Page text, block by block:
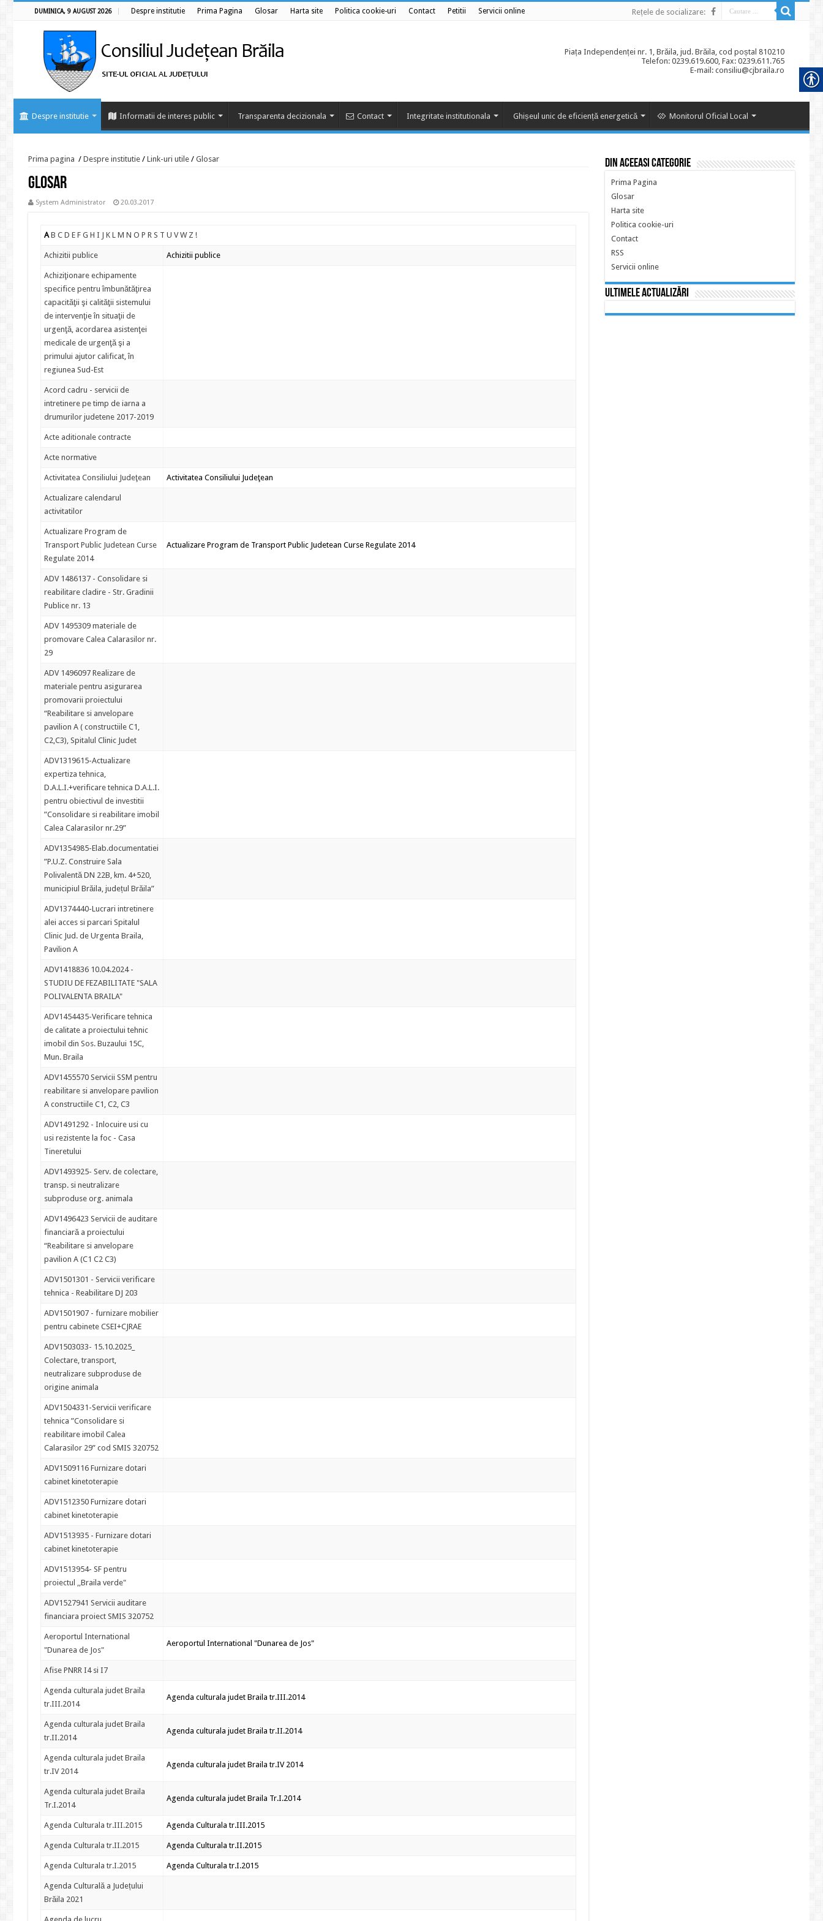
DUMINICA, 9 AUGUST 2026 Despre institutie Prima Pagina Glosar Harta site Politica cookie-uri Contact Petitii Servicii online Rețele de socializare:
Piața Independenței nr. 1, Brăila, jud. Brăila, cod poștal 810210
Telefon: 0239.619.600, Fax: 0239.611.765
E-mail: consiliu@cjbraila.ro
Despre institutie Informatii de interes public Transparenta decizionala Contact Integritate institutionala Ghișeul unic de eficiență energetică Monitorul Oficial Local
Prima pagina / Despre institutie / Link-uri utile / Glosar
Glosar
System Administrator 20.03.2017
A B C D E F G H I J K L M N O P R S T U V W Z !
Achizitii publice Achizitii publice
Achiziţionare echipamente
specifice pentru îmbunătăţirea
capacităţii şi calităţii sistemului
de intervenţie în situaţii de
urgenţă, acordarea asistenţei
medicale de urgenţă şi a
primului ajutor calificat, în
regiunea Sud-Est
Acord cadru - servicii de
intretinere pe timp de iarna a
drumurilor judetene 2017-2019
Acte aditionale contracte
Acte normative
Activitatea Consiliului Judeţean Activitatea Consiliului Judeţean
Actualizare calendarul
activitatilor
Actualizare Program de
Transport Public Judetean Curse
Regulate 2014
Actualizare Program de Transport Public Judetean Curse Regulate 2014
ADV 1486137 - Consolidare si
reabilitare cladire - Str. Gradinii
Publice nr. 13
ADV 1495309 materiale de
promovare Calea Calarasilor nr.
29
ADV 1496097 Realizare de
materiale pentru asigurarea
promovarii proiectului
“Reabilitare si anvelopare
pavilion A ( constructiile C1,
C2,C3), Spitalul Clinic Judet
ADV1319615-Actualizare
expertiza tehnica,
D.A.L.I.+verificare tehnica D.A.L.I.
pentru obiectivul de investitii
”Consolidare si reabilitare imobil
Calea Calarasilor nr.29”
ADV1354985-Elab.documentatiei
”P.U.Z. Construire Sala
Polivalentă DN 22B, km. 4+520,
municipiul Brăila, județul Brăila”
ADV1374440-Lucrari intretinere
alei acces si parcari Spitalul
Clinic Jud. de Urgenta Braila,
Pavilion A
ADV1418836 10.04.2024 -
STUDIU DE FEZABILITATE "SALA
POLIVALENTA BRAILA"
ADV1454435-Verificare tehnica
de calitate a proiectului tehnic
imobil din Sos. Buzaului 15C,
Mun. Braila
ADV1455570 Servicii SSM pentru
reabilitare si anvelopare pavilion
A constructiile C1, C2, C3
ADV1491292 - Inlocuire usi cu
usi rezistente la foc - Casa
Tineretului
ADV1493925- Serv. de colectare,
transp. si neutralizare
subproduse org. animala
ADV1496423 Servicii de auditare
financiară a proiectului
“Reabilitare si anvelopare
pavilion A (C1 C2 C3)
ADV1501301 - Servicii verificare
tehnica - Reabilitare DJ 203
ADV1501907 - furnizare mobilier
pentru cabinete CSEI+CJRAE
ADV1503033- 15.10.2025_
Colectare, transport,
neutralizare subproduse de
origine animala
ADV1504331-Servicii verificare
tehnica ”Consolidare si
reabilitare imobil Calea
Calarasilor 29” cod SMIS 320752
ADV1509116 Furnizare dotari
cabinet kinetoterapie
ADV1512350 Furnizare dotari
cabinet kinetoterapie
ADV1513935 - Furnizare dotari
cabinet kinetoterapie
ADV1513954- SF pentru
proiectul ,,Braila verde"
ADV1527941 Servicii auditare
financiara proiect SMIS 320752
Aeroportul International
"Dunarea de Jos"
Aeroportul International "Dunarea de Jos"
Afise PNRR I4 si I7
Agenda culturala judet Braila
tr.III.2014
Agenda culturala judet Braila tr.III.2014
Agenda culturala judet Braila
tr.II.2014
Agenda culturala judet Braila tr.II.2014
Agenda culturala judet Braila
tr.IV 2014
Agenda culturala judet Braila tr.IV 2014
Agenda culturala judet Braila
Tr.I.2014
Agenda culturala judet Braila Tr.I.2014
Agenda Culturala tr.III.2015 Agenda Culturala tr.III.2015
Agenda Culturala tr.II.2015 Agenda Culturala tr.II.2015
Agenda Culturala tr.I.2015 Agenda Culturala tr.I.2015
Agenda Culturală a Județului
Brăila 2021
Din aceeasi categorie
Prima Pagina
Glosar
Harta site
Politica cookie-uri
Contact
RSS
Servicii online
Ultimele actualizări